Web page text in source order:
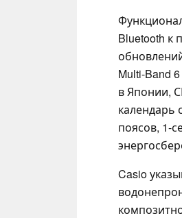
Bluetooth к
Multi-Band
в Японии,
календарь
поясов, 1-
Casio